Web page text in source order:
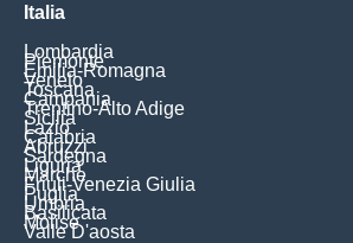
Italia
Lombardia
Piemonte
Emilia-Romagna
Veneto
Toscana
Campania
Trentino-Alto Adige
Sicilia
Lazio
Calabria
Abruzzi
Sardegna
Liguria
Marche
Friuli-Venezia Giulia
Puglia
Umbria
Basilicata
Molise
Valle D'aosta